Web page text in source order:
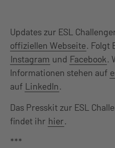
Updates zur ESL
offiziellen Webseite. Folgt
Instagram und Facebook.
Informationen stehen auf
auf LinkedIn.
Das Presskit zur ESL
findet ihr hier.
***